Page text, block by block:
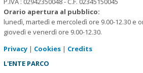
Orario apertura al pubblico:
lunedì, martedì e mercoledì ore 9.00-12.30 e
giovedì e venerdì ore 9.00-12.30.
Privacy| Cookies| Credits
L'ENTE PARCO